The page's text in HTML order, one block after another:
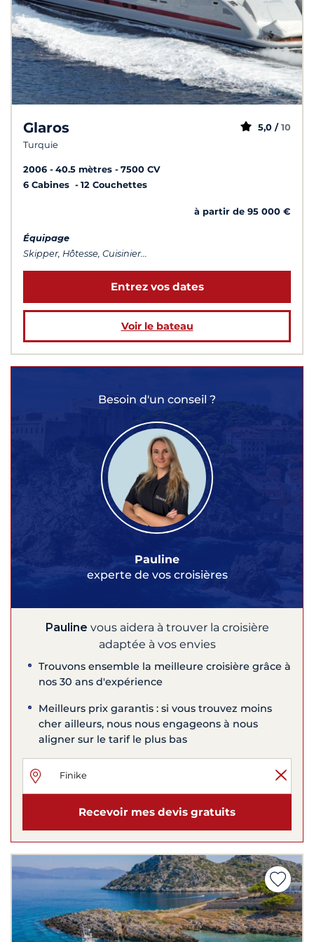
Glaros
Turquie
5,0 / 10
2006 40.5 mètres
7500 CV
6 Cabines
12 Couchettes
à partir de 95 000 €
Équipage
Skipper, Hôtesse, Cuisinier...
Entrez vos dates
Voir le bateau
Besoin d'un conseil ?
Pauline
experte de vos croisières
Pauline vous aidera à trouver la croisière
adaptée à vos envies
Trouvons ensemble la meilleure croisière grâce à
nos 30 ans d'expérience
Meilleurs prix garantis : si vous trouvez moins
cher ailleurs, nous nous engageons à nous
aligner sur le tarif le plus bas
Recevoir mes devis gratuits